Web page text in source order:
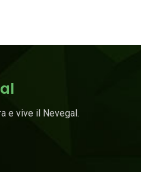
e vive il Nevegal.